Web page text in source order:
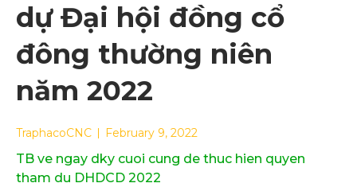
dự Đại hội đồng cổ
đông thường niên
năm 2022
TraphacoCNC February 9, 2022
TB ve ngay dky cuoi cung de thuc hien quyen
tham du DHDCD 2022